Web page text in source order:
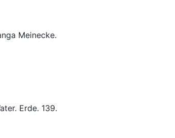
Meinecke.
Erde. 139.